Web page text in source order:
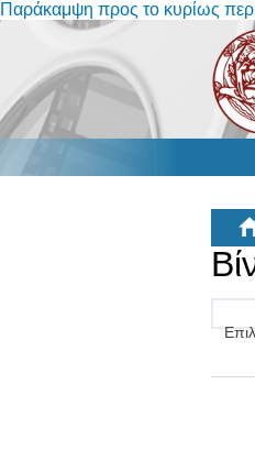
Παράκαμψη προς το κυρίως